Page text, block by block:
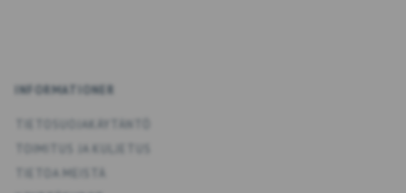
INFORMATIONER
TIETOSUOJAKÄYTÄNTÖ
TOIMITUS JA KULJETUS
TIETOA MEISTÄ